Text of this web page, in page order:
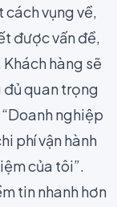
vụng về,
được vấn đề,
hàng sẽ
đủ quan trọng
nghiệp
phí vận hành
của tôi”.
tin nhanh hơn